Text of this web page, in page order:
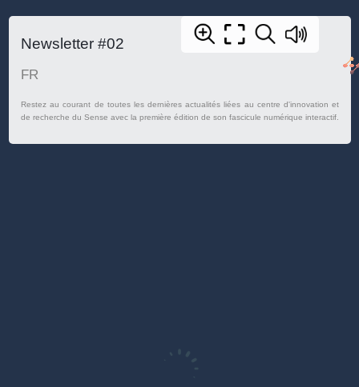
Newsletter #02
FR
Restez au courant de toutes les dernières actualités liées au centre d'innovation et
de recherche du Sense avec la première édition de son fascicule numérique interactif.